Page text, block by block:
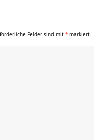
Felder sind mit * markiert.